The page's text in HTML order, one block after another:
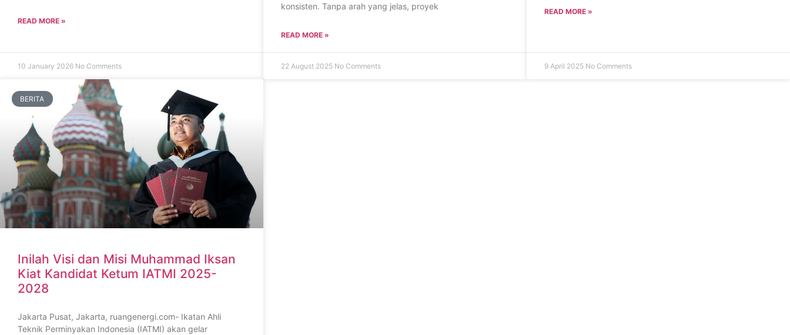
READ MORE »
10 January 2026 No Comments
konsisten. Tanpa arah yang jelas, proyek
READ MORE »
22 August 2025 No Comments
READ MORE »
9 April 2025 No Comments
BERITA
Inilah Visi dan Misi Muhammad Iksan
Kiat Kandidat Ketum IATMI 2025-
2028
Jakarta Pusat, Jakarta, ruangenergi.com- Ikatan Ahli
Teknik Perminyakan Indonesia (IATMI) akan gelar